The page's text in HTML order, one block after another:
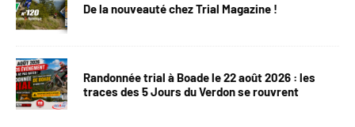
De la nouveauté chez Trial Magazine !
Randonnée trial à Boade le 22 août 2026 : les
traces des 5 Jours du Verdon se rouvrent